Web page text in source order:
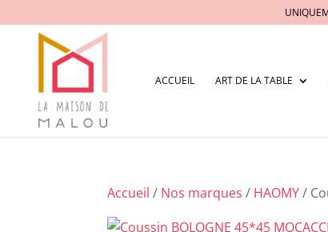
ACCUEIL ART DE LA TABLE
Accueil / Nos marques / HAOMY/